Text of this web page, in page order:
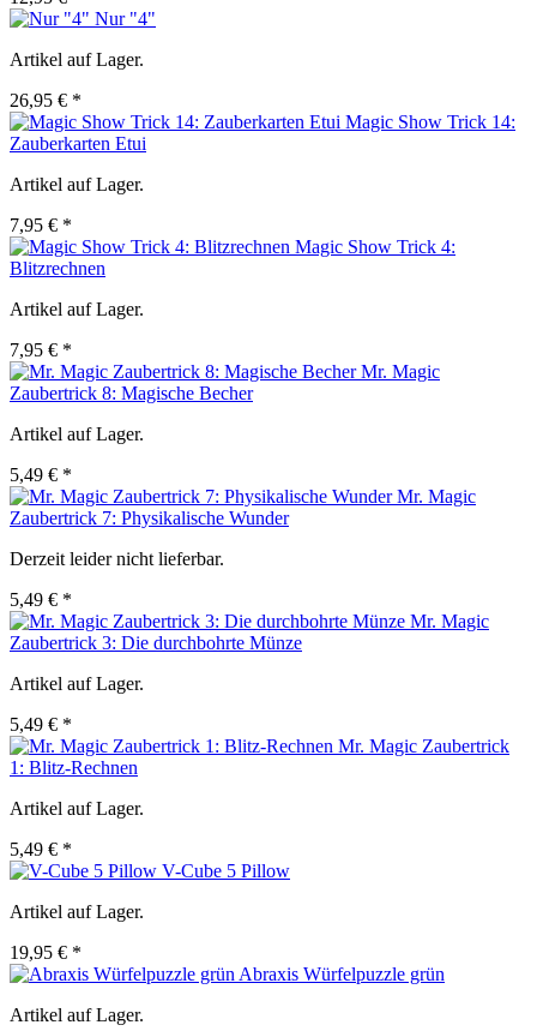
Nur "4"
Artikel auf Lager.
26,95 € *
Magic Show Trick 14:
Zauberkarten Etui
Artikel auf Lager.
7,95 € *
Magic Show Trick 4:
Blitzrechnen
Artikel auf Lager.
7,95 € *
Mr. Magic
Zaubertrick 8: Magische Becher
Artikel auf Lager.
5,49 € *
Mr. Magic
Zaubertrick 7: Physikalische Wunder
Derzeit leider nicht lieferbar.
5,49 € *
Mr. Magic
Zaubertrick 3: Die durchbohrte Münze
Artikel auf Lager.
5,49 € *
Mr. Magic Zaubertrick
1: Blitz-Rechnen
Artikel auf Lager.
5,49 € *
V-Cube 5 Pillow
Artikel auf Lager.
19,95 € *
Abraxis Würfelpuzzle grün
Artikel auf Lager.